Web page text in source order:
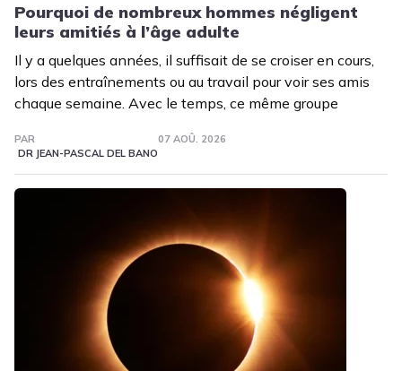
Pourquoi de nombreux hommes négligent
leurs amitiés à l’âge adulte
Il y a quelques années, il suffisait de se croiser en cours,
lors des entraînements ou au travail pour voir ses amis
chaque semaine. Avec le temps, ce même groupe
PAR
DR JEAN-PASCAL DEL BANO
07 AOÛ. 2026